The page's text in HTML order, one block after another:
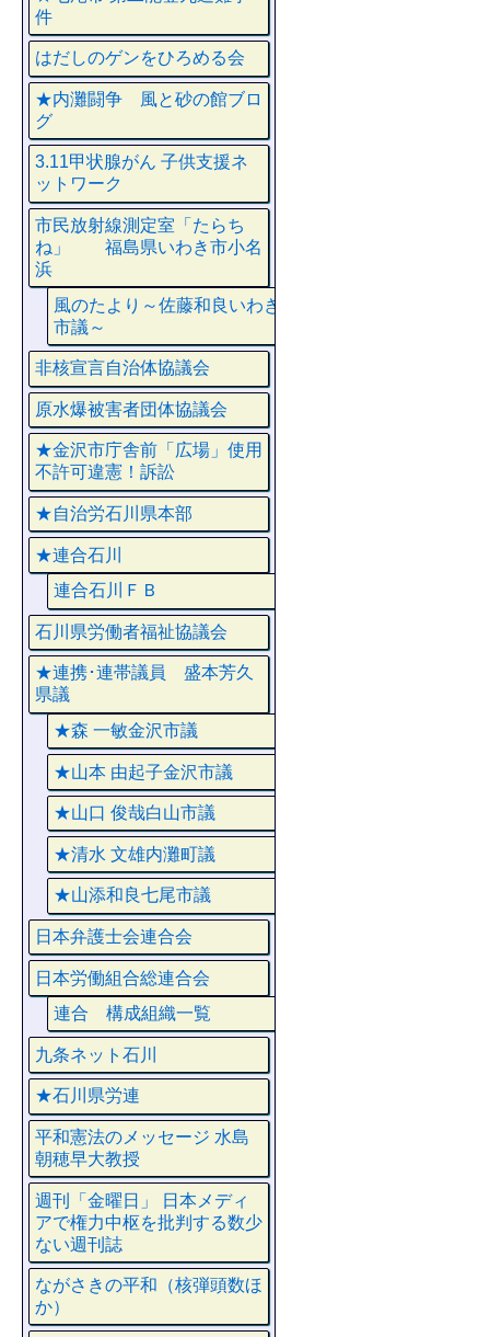
件
はだしのゲンをひろめる会
★内灘闘争 風と砂の館ブロ
グ
3.11甲状腺がん 子供支援ネ
ットワーク
市民放射線測定室「たらち
ね」 福島県いわき市小名
浜
風のたより～佐藤和良いわき
市議～
非核宣言自治体協議会
原水爆被害者団体協議会
★金沢市庁舎前「広場」使用
不許可違憲！訴訟
★自治労石川県本部
★連合石川
連合石川ＦＢ
石川県労働者福祉協議会
★連携･連帯議員 盛本芳久
県議
★森 一敏金沢市議
★山本 由起子金沢市議
★山口 俊哉白山市議
★清水 文雄内灘町議
★山添和良七尾市議
日本弁護士会連合会
日本労働組合総連合会
連合 構成組織一覧
九条ネット石川
★石川県労連
平和憲法のメッセージ 水島
朝穂早大教授
週刊「金曜日」 日本メディ
アで権力中枢を批判する数少
ない週刊誌
ながさきの平和（核弾頭数ほ
か）